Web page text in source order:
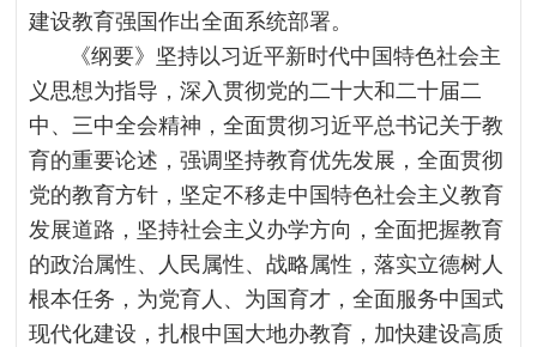
建设教育强国作出全面系统部署。
《纲要》坚持以习近平新时代中国特色社会主
义思想为指导，深入贯彻党的二十大和二十届二
中、三中全会精神，全面贯彻习近平总书记关于教
育的重要论述，强调坚持教育优先发展，全面贯彻
党的教育方针，坚定不移走中国特色社会主义教育
发展道路，坚持社会主义办学方向，全面把握教育
的政治属性、人民属性、战略属性，落实立德树人
根本任务，为党育人、为国育才，全面服务中国式
现代化建设，扎根中国大地办教育，加快建设高质